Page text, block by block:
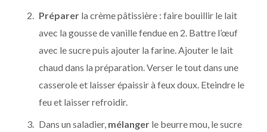
Préparer la crème pâtissière : faire bouillir le lait
avec la gousse de vanille fendue en 2. Battre l’œuf
avec le sucre puis ajouter la farine. Ajouter le lait
chaud dans la préparation. Verser le tout dans une
casserole et laisser épaissir à feux doux. Eteindre le
feu et laisser refroidir.
Dans un saladier, mélanger le beurre mou, le sucre